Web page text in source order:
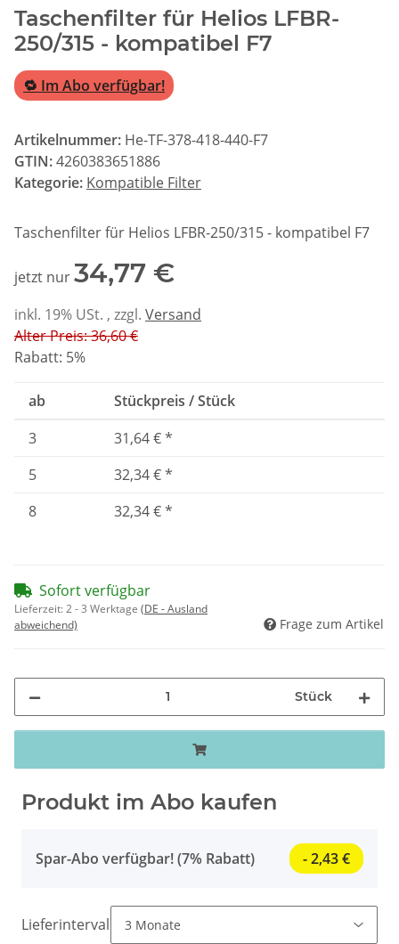
Taschenfilter für Helios LFBR-
250/315 - kompatibel F7
🔁 Im Abo verfügbar!
Artikelnummer: He-TF-378-418-440-F7
GTIN:4260383651886
Kategorie: Kompatible Filter
Taschenfilter für Helios LFBR-250/315 - kompatibel F7
jetzt nur34,77 €
inkl. 19% USt. , zzgl. Versand
Alter Preis: 36,60 €
Rabatt: 5%
ab
Stückpreis / Stück
3
31,64 €*
5
32,34 €*
8
32,34 €*
Sofort verfügbar
Lieferzeit:2 - 3 Werktage (DE - Ausland
abweichend)
Frage zum Artikel
Stück
Produkt im Abo kaufen
Spar-Abo verfügbar! (7% Rabatt) - 2,43 €
Lieferintervall